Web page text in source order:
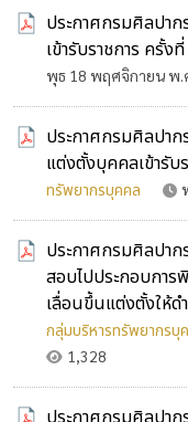
ประกาศกรมศิลปา
เข้ารับราชการ ครั้ง
พุธ 18 พฤศจิกายน พ.
ประกาศกรมศิลปา
แต่งตั้งบุคคลเข้ารั
ทรัพยากรบุคคล
ประกาศกรมศิลปา
สอบไปประกอบการ
เลื่อนขึ้นแต่งตั้งให้ด
กลุ่มบริหารทรัพยากรบุ
1,328